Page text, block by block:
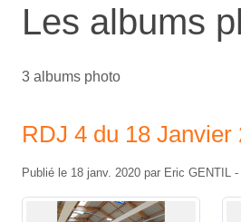
Les albums
3 albums photo
RDJ 4 du 18 Janvier
Publié le 18 janv. 2020 par Eric GENTIL -